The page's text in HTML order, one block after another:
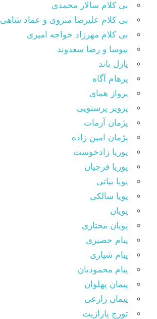
بی کلام سالار محمدی
بی کلام علیرضا منزوی و عماد شاهی
بی کلام مهرزاد خواجه امیری
بیوسا و رضا سعدوند
پازل باند
پرهام آگاه
پرواز همای
پرویز پرستویی
پژمان آرمات
پژمان امین زاده
پوریا زادخوست
پوریا فرجیان
پویا بیاتی
پویا سالکی
پویان
پویان مختاری
پیام حصیری
پیام شیاری
پیام محمودیان
پیمان پهلوان
پیمان زارعی
تورج پارازیت